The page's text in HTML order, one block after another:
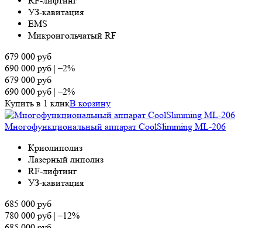
УЗ-кавитация
EMS
Микроигольчатый RF
679 000 руб
690 000 руб |–2%
679 000 руб
690 000 руб |–2%
Купить в 1 кликВ корзину
Многофункциональный аппарат CoolSlimming ML-206
Криолиполиз
Лазерный липолиз
RF-лифтинг
УЗ-кавитация
685 000 руб
780 000 руб |–12%